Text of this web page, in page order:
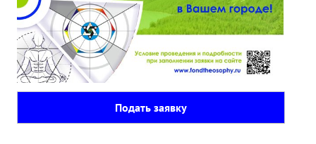
Подать заявку